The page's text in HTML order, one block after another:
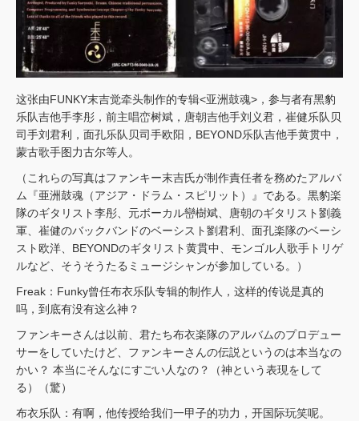
这张由FUNKY末吉觉牵头制作的专辑<亚洲鼓魂>，参与者有黑豹
乐队吉他手李彤，前主唱峦树斌，唐朝吉他手刘义君，崔健乐队贝
司手刘君利，面孔乐队贝司手欧阳，BEYOND乐队吉他手黄贯中，
蒙古歌手图力古尔等人。
（これらの写真はファンキー末吉氏が制作責任者を務めたアルバ
ム『亜洲鼓魂（アジア・ドラム・スピリット）』である。黒豹楽
隊のギタリスト李彤、元ボーカル巒樹斌、唐朝のギタリスト劉義
軍、崔健のバックバンドのベーシスト劉君利、面孔楽隊のベーシ
スト欧洋、BEYONDのギタリスト黄貫中、モンゴル人歌手トリゲ
ルなど、そうそうたるミュージシャンが参加している。）
Freak：Funky曾任布衣乐队专辑的制作人，这样的传说是真的
吗，到底有没有这么神？
ファンキーさんは以前、君たち布衣楽隊のアルバムのプロデュー
サーをしていたけど、ファンキーさんの伝説というのは本当なの
かい？ 本当にそんなにすごい人なの？（神という表現をして
る）（驚）
布衣乐队：有啊，他传授给我们一甲子的功力，开国际玩笑呢。